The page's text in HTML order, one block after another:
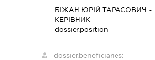
БІЖАН ЮРІЙ ТАРАСОВИЧ -
КЕРІВНИК
dossier.position -
dossier.beneficiaries: